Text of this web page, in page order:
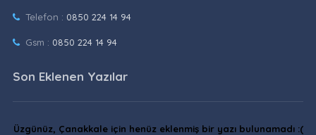
Telefon : 0850 224 14 94
Gsm : 0850 224 14 94
Son Eklenen Yazılar
Üzgünüz, Çanakkale için henüz eklenmiş bir yazı bulunamadı :(